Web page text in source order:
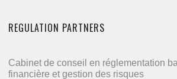
REGULATION PARTNERS
Cabinet de conseil en réglementation
financière et gestion des risques